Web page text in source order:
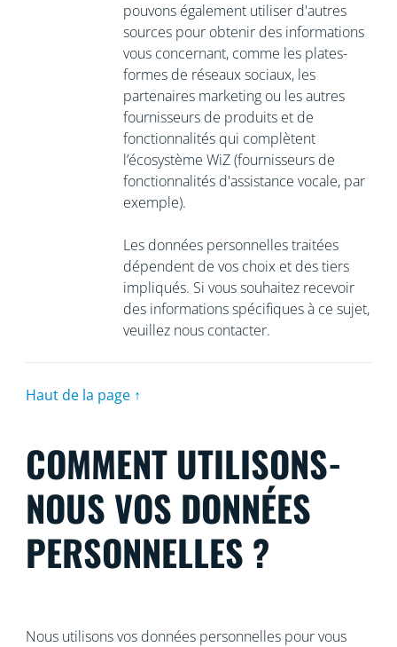
pouvons également utiliser d'autres
sources pour obtenir des informations
vous concernant, comme les plates-
formes de réseaux sociaux, les
partenaires marketing ou les autres
fournisseurs de produits et de
fonctionnalités qui complètent
l’écosystème WiZ (fournisseurs de
fonctionnalités d'assistance vocale, par
exemple).
Les données personnelles traitées
dépendent de vos choix et des tiers
impliqués. Si vous souhaitez recevoir
des informations spécifiques à ce sujet,
veuillez nous contacter.
Haut de la page ↑
COMMENT UTILISONS-
NOUS VOS DONNÉES
PERSONNELLES ?
Nous utilisons vos données personnelles pour vous